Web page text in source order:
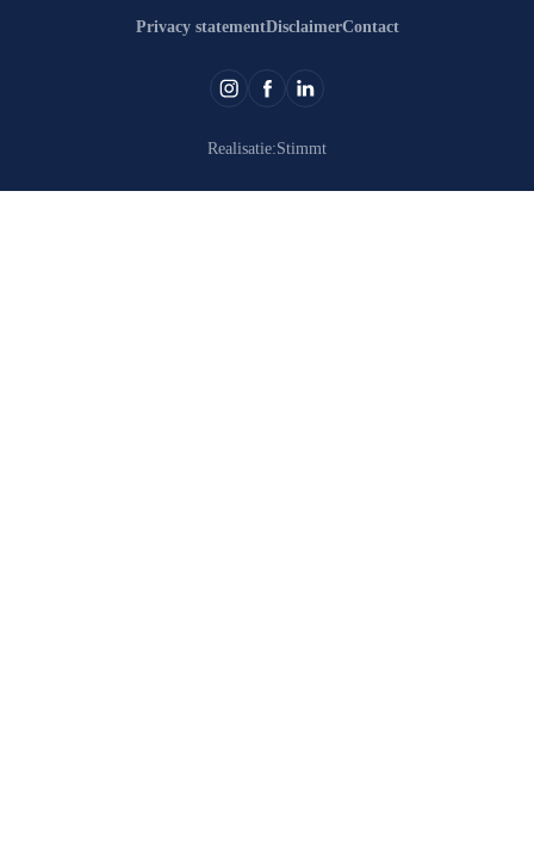
Privacy statementDisclaimerContact
Realisatie:Stimmt